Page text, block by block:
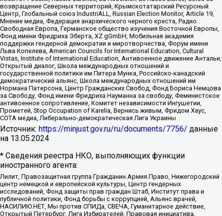
возвращение Северных территорий, Крымскотатарский Ресурсный
Центр, Глобальный союз IndustriALL, Russian Election Monitor, Article 19,
Мнение медиа, Федерация анархического черного креста, Радио
Свободная Европа, Германское общество изучения Восточной Европы,
Фонд имени Фридриха Эберта, XZ gGmbH, Мобильная академия
поддержки гендерной демократии и миротворчества, Форум имени
Льва Копелева, American Councils for International Education, Cultural
Vistas, Institute of International Education, Антивоенное движение Антальи,
Открытый диалог, Школа международных отношений и
государственной политики им Питера Мунка, Российско-канадский
демократический альянс, Школа международных отношений им
Нормана Патерсона, Центр Гражданских Свобод, Фонд Бориса Немцова
за Свободу, Фонд имени Фридриха Науманна за свободу, Феминистское
антивоенное сопротивление, Комитет независимости Ингушетии,
Прометей, Stop Occupation of Karelia, Вернись живым, Фридом Хаус,
СОТА медиа, Либерально-демократическая Лига Украины
Источник: https://minjust.gov.ru/ru/documents/7756/ данные
на 13.05.2024
* Сведения реестра НКО, выполняющих функции
иностранного агента:
Лилит, Правозащитная группа Гражданин.Армия.Право, Нижегородский
центр немецкой и европейской культуры, Центр гендерных
исследований, Фонд защиты прав граждан Штаб, Институт права и
публичной политики, Фонд борьбы с коррупцией, Альянс врачей,
НАСИЛИЮ.НЕТ, Мы против СПИДа, СВЕЧА, Гуманитарное действие,
Открытый Петербург, Лига Избирателей, Правовая инициатива,